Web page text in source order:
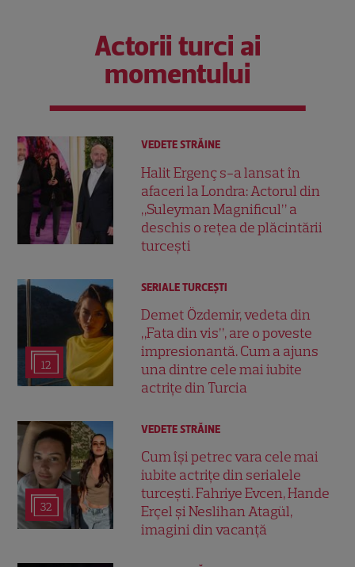
Actorii turci ai
momentului
VEDETE STRĂINE
Halit Ergenç s-a lansat în
afaceri la Londra: Actorul din
„Suleyman Magnificul” a
deschis o rețea de plăcintării
turcești
12
SERIALE TURCEŞTI
Demet Özdemir, vedeta din
„Fata din vis”, are o poveste
impresionantă. Cum a ajuns
una dintre cele mai iubite
actrițe din Turcia
32
VEDETE STRĂINE
Cum își petrec vara cele mai
iubite actrițe din serialele
turcești. Fahriye Evcen, Hande
Erçel și Neslihan Atagül,
imagini din vacanță